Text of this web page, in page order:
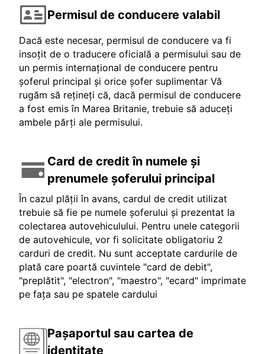
Permisul de conducere valabil
Dacă este necesar, permisul de conducere va fi
insoțit de o traducere oficială a permisului sau de
un permis internațional de conducere pentru
șoferul principal și orice șofer suplimentar Vă
rugăm să rețineți că, dacă permisul de conducere
a fost emis în Marea Britanie, trebuie să aduceți
ambele părți ale permisului.
Card de credit în numele și
prenumele șoferului principal
În cazul plății în avans, cardul de credit utilizat
trebuie să fie pe numele șoferului și prezentat la
colectarea autovehiculului. Pentru unele categorii
de autovehicule, vor fi solicitate obligatoriu 2
carduri de credit. Nu sunt acceptate cardurile de
plată care poartă cuvintele "card de debit",
"preplătit", "electron", "maestro", "ecard" imprimate
pe fața sau pe spatele cardului
Pașaportul sau cartea de
identitate